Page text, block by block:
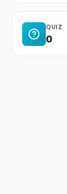
QUIZ
0